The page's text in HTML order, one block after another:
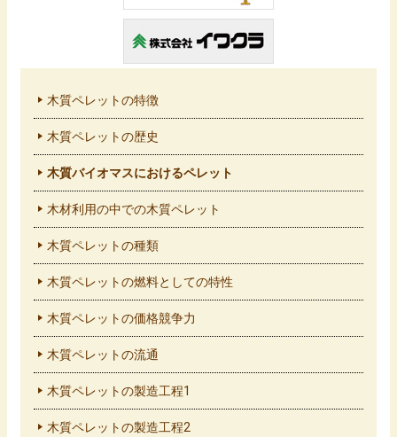
木質ペレットの特徴
木質ペレットの歴史
木質バイオマスにおけるペレット
木材利用の中での木質ペレット
木質ペレットの種類
木質ペレットの燃料としての特性
木質ペレットの価格競争力
木質ペレットの流通
木質ペレットの製造工程1
木質ペレットの製造工程2